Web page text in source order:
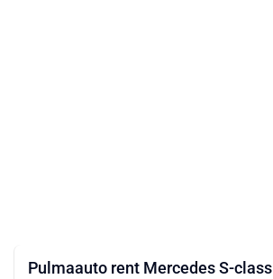
Pulmaauto rent Mercedes S-class